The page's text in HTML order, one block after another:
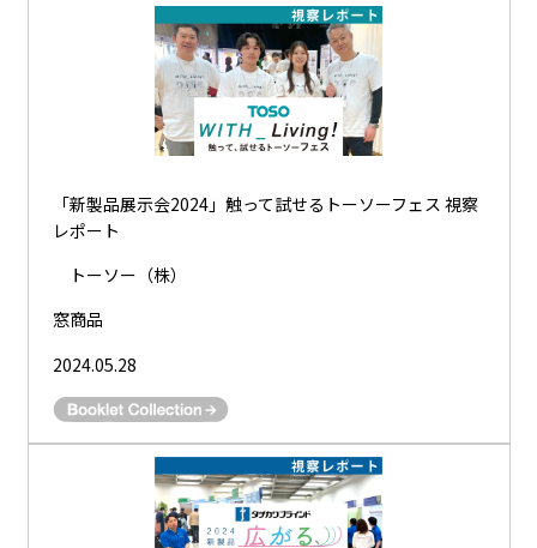
「新製品展示会2024」触って試せるトーソーフェス 視察
レポート
トーソー（株）
窓商品
2024.05.28